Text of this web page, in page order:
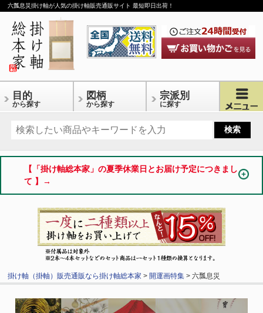
六瓢息災掛け軸が人気の掛け軸販売通販サイト 最短即日出荷！
目的
から探す
図柄
から探す
宗派別
に探す
【「掛け軸総本家」の夏季休業日とお届け予定につきまし
て 】→
掛け軸（掛軸）販売通販なら掛け軸総本家 > 開運画特集 > 六瓢息災